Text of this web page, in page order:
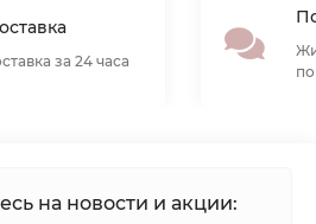
за 24 часа
на новости и акции: